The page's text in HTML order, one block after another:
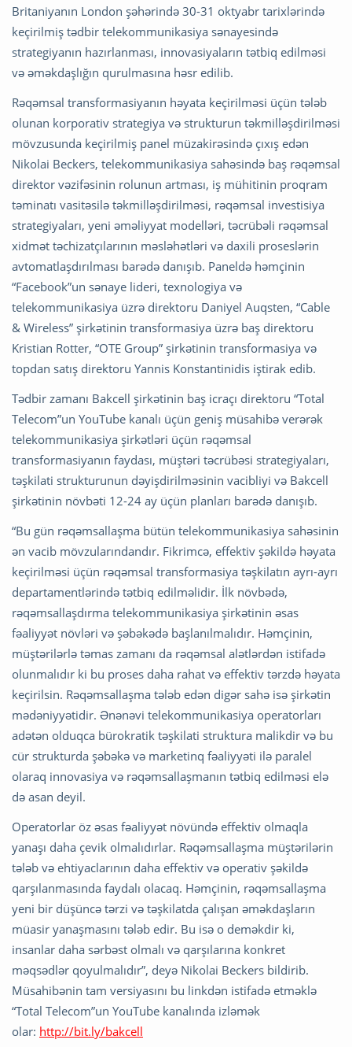
Britaniyanın London şəhərində 30-31 oktyabr tarixlərində
keçirilmiş tədbir telekommunikasiya sənayesində
strategiyanın hazırlanması, innovasiyaların tətbiq edilməsi
və əməkdaşlığın qurulmasına həsr edilib.
Rəqəmsal transformasiyanın həyata keçirilməsi üçün tələb
olunan korporativ strategiya və strukturun təkmilləşdirilməsi
mövzusunda keçirilmiş panel müzakirəsində çıxış edən
Nikolai Beckers, telekommunikasiya sahəsində baş rəqəmsal
direktor vəzifəsinin rolunun artması, iş mühitinin proqram
təminatı vasitəsilə təkmilləşdirilməsi, rəqəmsal investisiya
strategiyaları, yeni əməliyyat modelləri, təcrübəli rəqəmsal
xidmət təchizatçılarının məsləhətləri və daxili proseslərin
avtomatlaşdırılması barədə danışıb. Paneldə həmçinin
“Facebook”un sənaye lideri, texnologiya və
telekommunikasiya üzrə direktoru Daniyel Auqsten, “Cable
& Wireless” şirkətinin transformasiya üzrə baş direktoru
Kristian Rotter, “OTE Group” şirkətinin transformasiya və
topdan satış direktoru Yannis Konstantinidis iştirak edib.
Tədbir zamanı Bakcell şirkətinin baş icraçı direktoru “Total
Telecom”un YouTube kanalı üçün geniş müsahibə verərək
telekommunikasiya şirkətləri üçün rəqəmsal
transformasiyanın faydası, müştəri təcrübəsi strategiyaları,
təşkilati strukturunun dəyişdirilməsinin vacibliyi və Bakcell
şirkətinin növbəti 12-24 ay üçün planları barədə danışıb.
“Bu gün rəqəmsallaşma bütün telekommunikasiya sahəsinin
ən vacib mövzularındandır. Fikrimcə, effektiv şəkildə həyata
keçirilməsi üçün rəqəmsal transformasiya təşkilatın ayrı-ayrı
departamentlərində tətbiq edilməlidir. İlk növbədə,
rəqəmsallaşdırma telekommunikasiya şirkətinin əsas
fəaliyyət növləri və şəbəkədə başlanılmalıdır. Həmçinin,
müştərilərlə təmas zamanı da rəqəmsal alətlərdən istifadə
olunmalıdır ki bu proses daha rahat və effektiv tərzdə həyata
keçirilsin. Rəqəmsallaşma tələb edən digər sahə isə şirkətin
mədəniyyətidir. Ənənəvi telekommunikasiya operatorları
adətən olduqca bürokratik təşkilati struktura malikdir və bu
cür strukturda şəbəkə və marketinq fəaliyyəti ilə paralel
olaraq innovasiya və rəqəmsallaşmanın tətbiq edilməsi elə
də asan deyil.
Operatorlar öz əsas fəaliyyət növündə effektiv olmaqla
yanaşı daha çevik olmalıdırlar. Rəqəmsallaşma müştərilərin
tələb və ehtiyaclarının daha effektiv və operativ şəkildə
qarşılanmasında faydalı olacaq. Həmçinin, rəqəmsallaşma
yeni bir düşüncə tərzi və təşkilatda çalışan əməkdaşların
müasir yanaşmasını tələb edir. Bu isə o deməkdir ki,
insanlar daha sərbəst olmalı və qarşılarına konkret
məqsədlər qoyulmalıdır”, deyə Nikolai Beckers bildirib.
Müsahibənin tam versiyasını bu linkdən istifadə etməklə
“Total Telecom”un YouTube kanalında izləmək
olar: http://bit.ly/bakcell